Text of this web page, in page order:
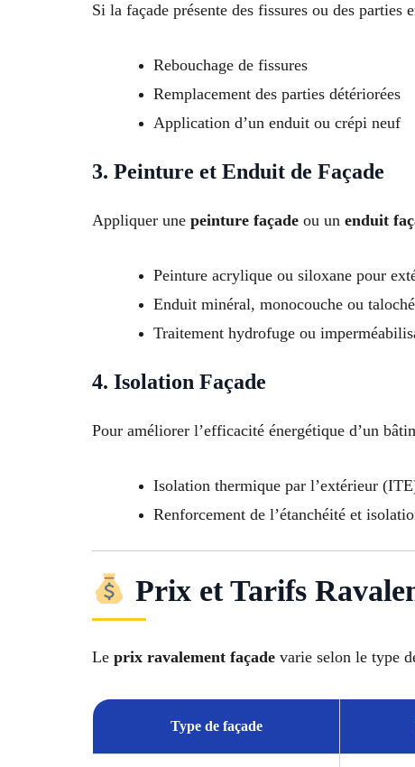
Si la façade présente des fissures ou des parties
Rebouchage de fissures
Remplacement des parties détériorées
Application d’un enduit ou crépi neuf
3. Peinture et Enduit de Façade
Appliquer une peinture façade ou un enduit
Peinture acrylique ou siloxane pour
Enduit minéral, monocouche ou taloché
Traitement hydrofuge ou
4. Isolation Façade
Pour améliorer l’efficacité énergétique d’un
Isolation thermique par l’extérieur
Renforcement de l’étanchéité et
Prix et Tarifs
Le prix ravalement façade varie selon le type
Type de façade